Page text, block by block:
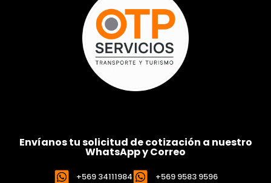
Envíanos tu solicitud de cotización a nuestro
WhatsApp y Correo
+569 34111984 +569 9583 9596